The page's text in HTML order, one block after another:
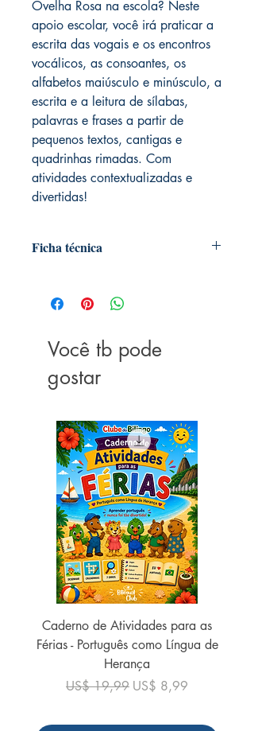
Ovelha Rosa na escola? Neste
apoio escolar, você irá praticar a
escrita das vogais e os encontros
vocálicos, as consoantes, os
alfabetos maiúsculo e minúsculo, a
escrita e a leitura de sílabas,
palavras e frases a partir de
pequenos textos, cantigas e
quadrinhas rimadas. Com
atividades contextualizadas e
divertidas!
Ficha técnica
Ilustrador:
Lie Nobusa
Dimensões:27cm x 20cm
Marca:Ciranda Cultural
Idioma: Português
ISBN:9786555007572
Número de páginas:
Ano de publicação:2021
Encadernação:Brochura
Você tb pode
gostar
Caderno de Atividades para as
Férias - Português como Língua de
Herança
Preço normal
US$ 19,99 Preço promocional
US$ 8,99